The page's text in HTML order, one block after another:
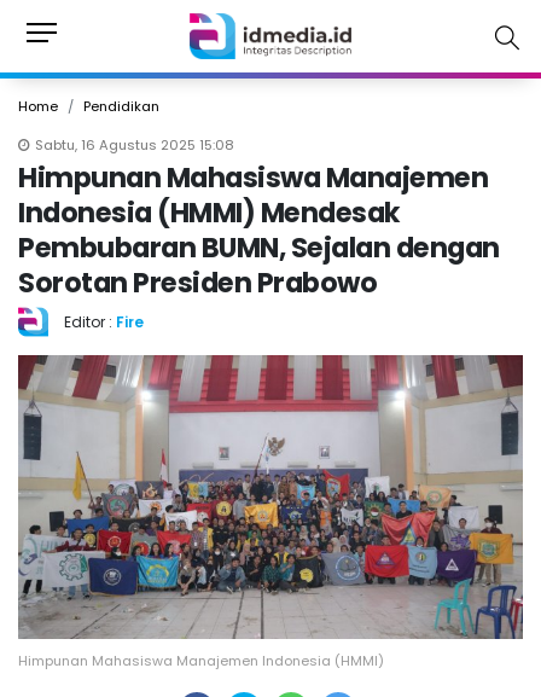
Home
Pendidikan
Sabtu, 16 Agustus 2025 15:08
Himpunan Mahasiswa Manajemen
Indonesia (HMMI) Mendesak
Pembubaran BUMN, Sejalan dengan
Sorotan Presiden Prabowo
Editor : Fire
Himpunan Mahasiswa Manajemen Indonesia (HMMI)